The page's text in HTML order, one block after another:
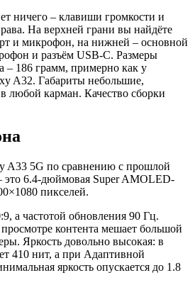
ничего – клавиши громкости и
На верхней грани вы найдёте
и микрофон, на нижней – основной
и разъём USB-C. Размеры
– 186 грамм, примерно как у
A32. Габариты небольшие,
любой карман. Качество сборки
A33 5G по сравнению с прошлой
это 6.4-дюймовая Super AMOLED-
пикселей.
а частотой обновления 90 Гц.
контента мешает большой
Яркость довольно высокая: в
410 нит, а при Адаптивной
яркость опускается до 1.8